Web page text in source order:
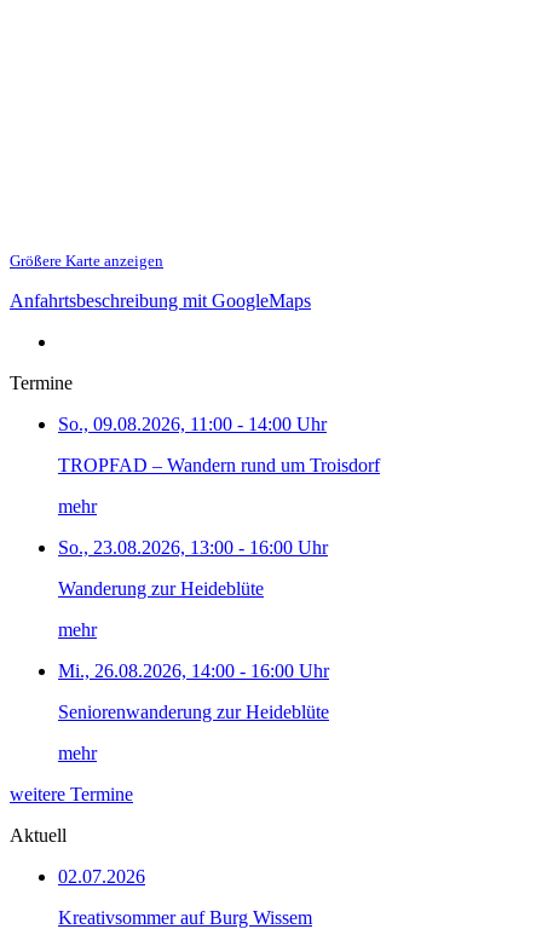
Größere Karte anzeigen
Anfahrtsbeschreibung mit GoogleMaps
Termine
So., 09.08.2026, 11:00 - 14:00 Uhr
TROPFAD – Wandern rund um Troisdorf
mehr
So., 23.08.2026, 13:00 - 16:00 Uhr
Wanderung zur Heideblüte
mehr
Mi., 26.08.2026, 14:00 - 16:00 Uhr
Seniorenwanderung zur Heideblüte
mehr
weitere Termine
Aktuell
02.07.2026
Kreativsommer auf Burg Wissem